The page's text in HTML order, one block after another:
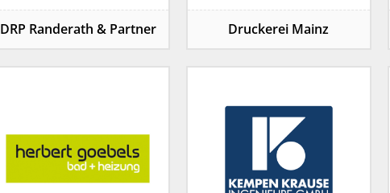
DRP Randerath & Partner Druckerei Mainz